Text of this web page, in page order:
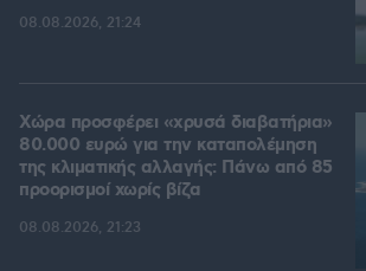
08.08.2026, 21:24
Χώρα προσφέρει «χρυσά διαβατήρια»
80.000 ευρώ για την καταπολέμηση
της κλιματικής αλλαγής: Πάνω από 85
προορισμοί χωρίς βίζα
08.08.2026, 21:23